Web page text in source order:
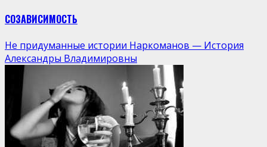
СОЗАВИСИМОСТЬ
Не придуманные истории Наркоманов — История
Александры Владимировны